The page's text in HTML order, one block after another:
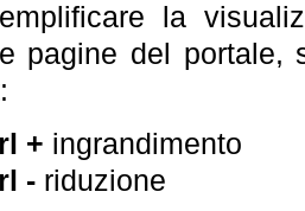
la
pagine del portale,
+ ingrandimento
-riduzione